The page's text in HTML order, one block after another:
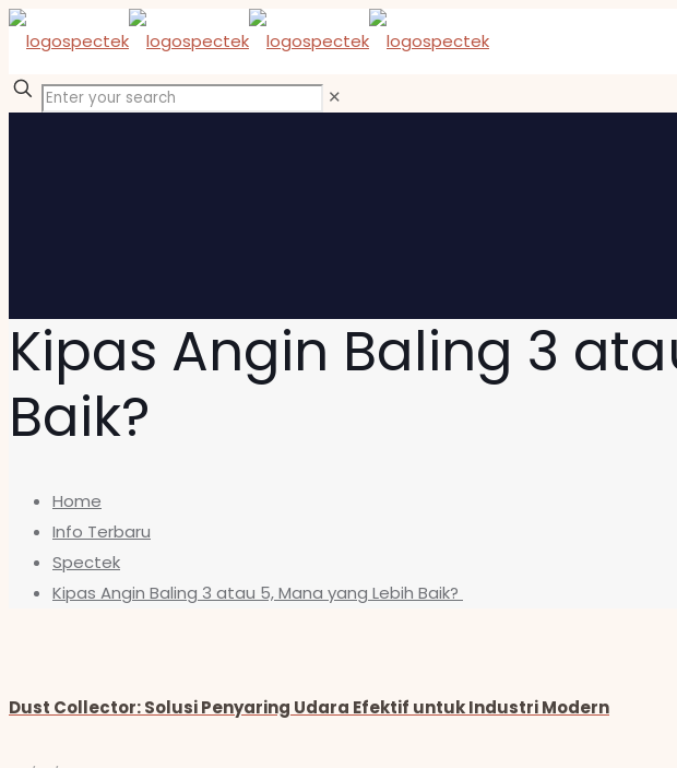
✕
Kipas Angin Baling 3
Baik?
Home
Info Terbaru
Spectek
Kipas Angin Baling 3 atau 5, Mana yang Lebih Baik?
Dust Collector: Solusi Penyaring Udara Efektif untuk Industri Modern